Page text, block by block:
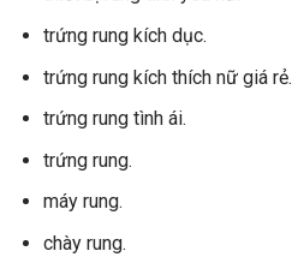
trứng rung kích dục.
trứng rung kích thích nữ giá rẻ.
trứng rung tình ái.
trứng rung.
máy rung.
chày rung.